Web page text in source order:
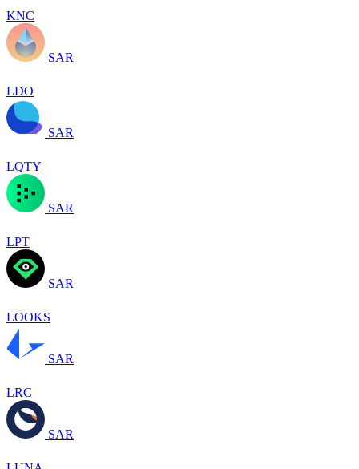
KNC
SAR
LDO
SAR
LQTY
SAR
LPT
SAR
LOOKS
SAR
LRC
SAR